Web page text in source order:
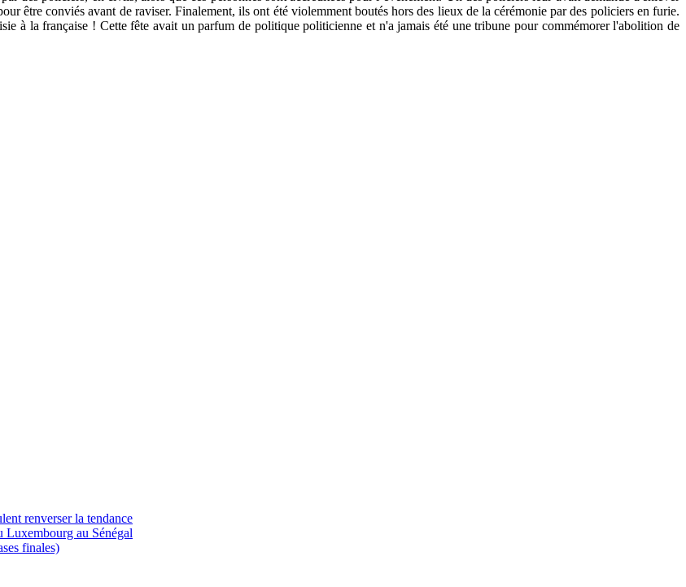
être conviés avant de raviser. Finalement, ils ont été violemment boutés hors des lieux de la cérémonie par des policiers en furie.
à la française ! Cette fête avait un parfum de politique politicienne et n'a jamais été une tribune pour commémorer l'abolition de
renverser la tendance
Luxembourg au Sénégal
finales)